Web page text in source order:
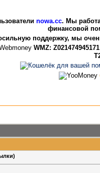
nowa.cc. Мы
финансовой
поддержку, мы
WMZ: Z021474945171